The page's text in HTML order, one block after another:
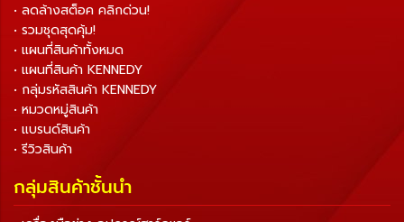
• ลดล้างสต็อค คลิกด่วน!
• รวมชุดสุดคุ้ม!
• แผนที่สินค้าทั้งหมด
• แผนที่สินค้า KENNEDY
• กลุ่มรหัสสินค้า KENNEDY
• หมวดหมู่สินค้า
• แบรนด์สินค้า
• รีวิวสินค้า
กลุ่มสินค้าชั้นนำ